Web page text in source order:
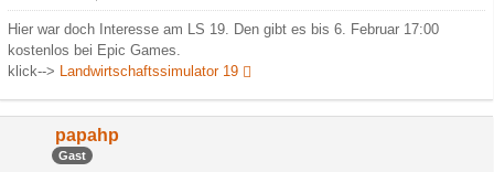
Hier war doch Interesse am LS 19. Den gibt es bis 6. Februar 17:00
kostenlos bei Epic Games.
klick--> Landwirtschaftssimulator 19
papahp
Gast